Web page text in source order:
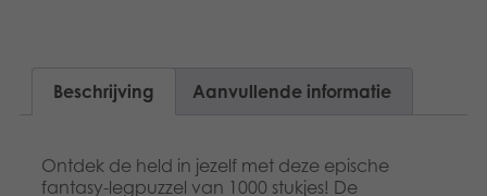
Beschrijving Aanvullende informatie
Ontdek de held in jezelf met deze epische
fantasy-legpuzzel van 1000 stukjes! De